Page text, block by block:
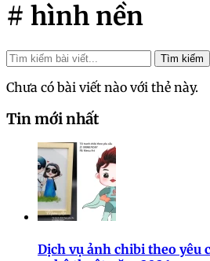
# hình nền
Tìm kiếm
Chưa có bài viết nào với thẻ này.
Tin mới nhất
Dịch vụ ảnh chibi theo yêu